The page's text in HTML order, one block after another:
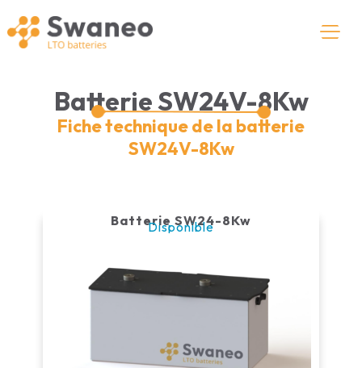
Batterie SW24V-8Kw
Fiche technique de la batterie
SW24V-8Kw
Batterie SW24-8Kw
Disponible